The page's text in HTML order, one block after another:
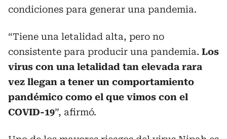
condiciones para generar una pandemia.
“Tiene una letalidad alta, pero no
consistente para producir una pandemia. Los
virus con una letalidad tan elevada rara
vez llegan a tener un comportamiento
pandémico como el que vimos con el
COVID-19”, afirmó.